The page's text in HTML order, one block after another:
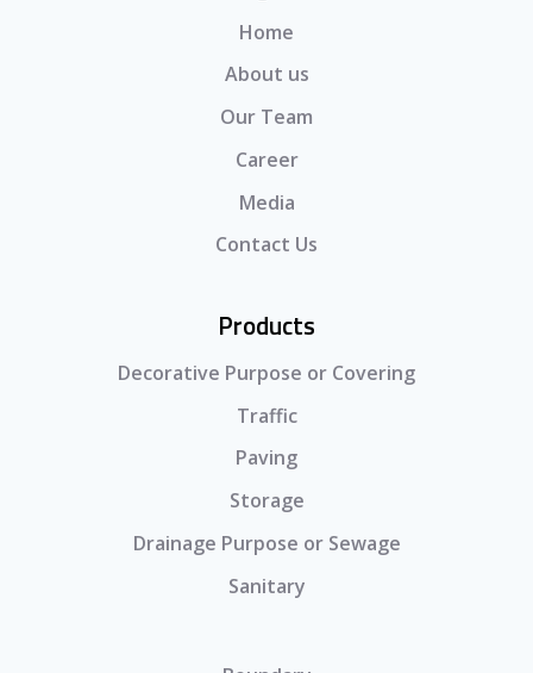
Home
About us
Our Team
Career
Media
Contact Us
Products
Decorative Purpose or Covering
Traffic
Paving
Storage
Drainage Purpose or Sewage
Sanitary